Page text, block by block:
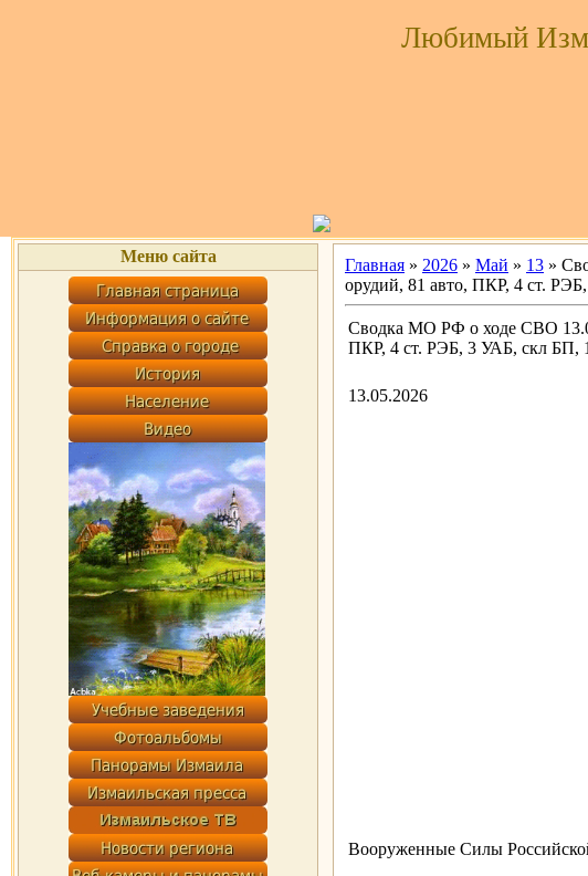
Любимый
Меню сайта
Главная » 2026 » Май » 13 »
орудий, 81 авто, ПКР, 4 ст.
Сводка МО РФ о ходе СВО
ПКР, 4 ст. РЭБ, 3 УАБ, скл БП,
13.05.2026
Вооруженные Силы